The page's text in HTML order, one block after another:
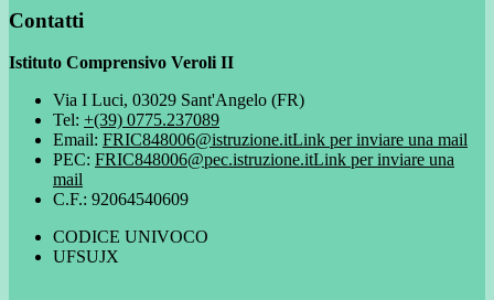
Contatti
Istituto Comprensivo Veroli II
Via I Luci, 03029 Sant'Angelo (FR)
Tel: +(39) 0775.237089
Email: FRIC848006@istruzione.itLink per inviare una mail
PEC: FRIC848006@pec.istruzione.itLink per inviare una
mail
C.F.: 92064540609
CODICE UNIVOCO
UFSUJX